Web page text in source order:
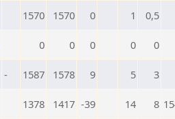
1570 1570 0 1 0,5
0 0 0 0 0
- 1587 1578 9 5 3
1378 1417 -39 14 8